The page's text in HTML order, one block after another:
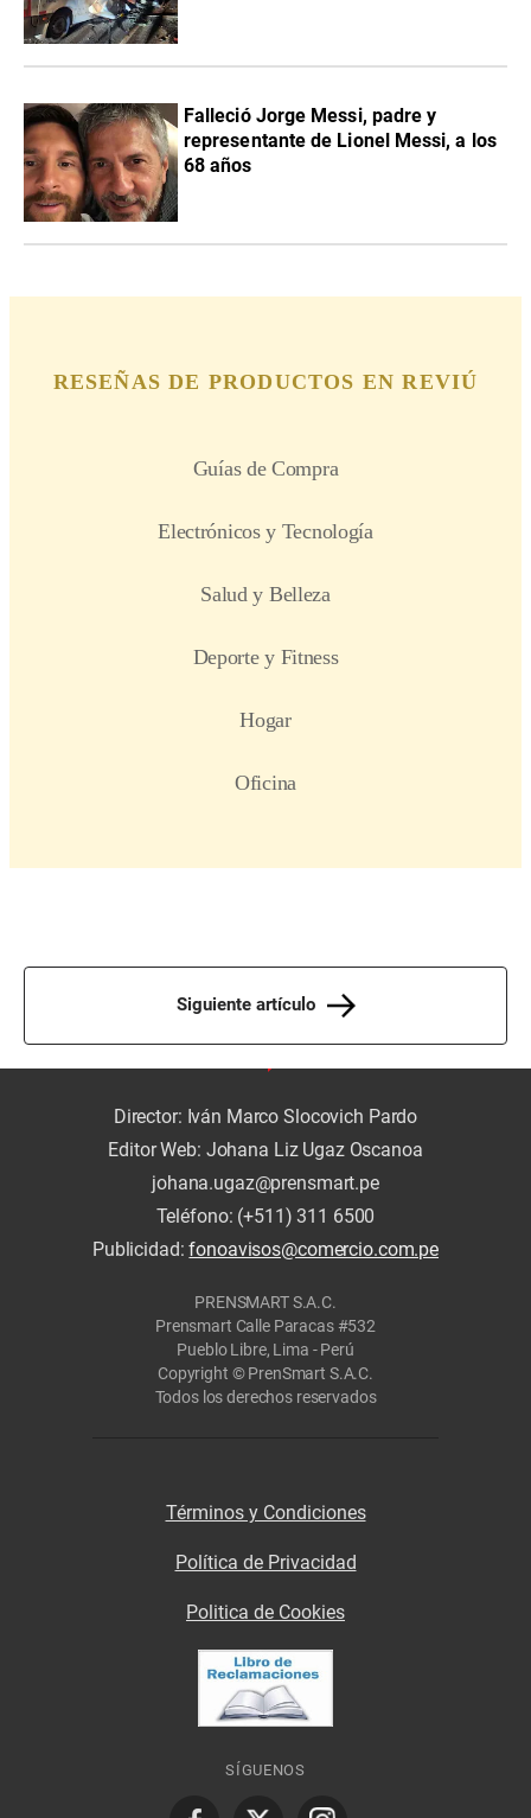
Falleció Jorge Messi, padre y
representante de Lionel Messi, a los
68 años
Siguiente artículo
Director: Iván Marco Slocovich Pardo
Editor Web: Johana Liz Ugaz Oscanoa
johana.ugaz@prensmart.pe
Teléfono: (+511) 311 6500
Publicidad:fonoavisos@comercio.com.pe
PRENSMART S.A.C.
Prensmart Calle Paracas #532
Pueblo Libre, Lima - Perú
Copyright © PrenSmart S.A.C.
Todos los derechos reservados
Términos y Condiciones
Política de Privacidad
Politica de Cookies
SÍGUENOS